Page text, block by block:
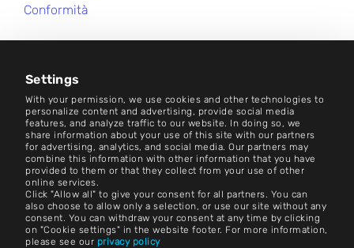
Settings
With your permission, we use cookies and other technologies to
personalize content and advertising, provide social media
features, and analyze traffic to our website. In doing so, we
share information about your use of this site with our partners
for advertising, analytics, and social media. Our partners may
combine this information with other information that you have
provided to them or that they collect from your use of other
online services.
Click "Allow all" to give your consent for all partners. You can
also choose to allow only a selection, or use our site without any
consent. You can withdraw your consent at any time by clicking
on "Cookie settings" in the website footer. For more information,
please see our privacy policy
Conformità
Centro Notizie
Contatto
Carriera
Termini e condizioni
Impronta
Avviso legale